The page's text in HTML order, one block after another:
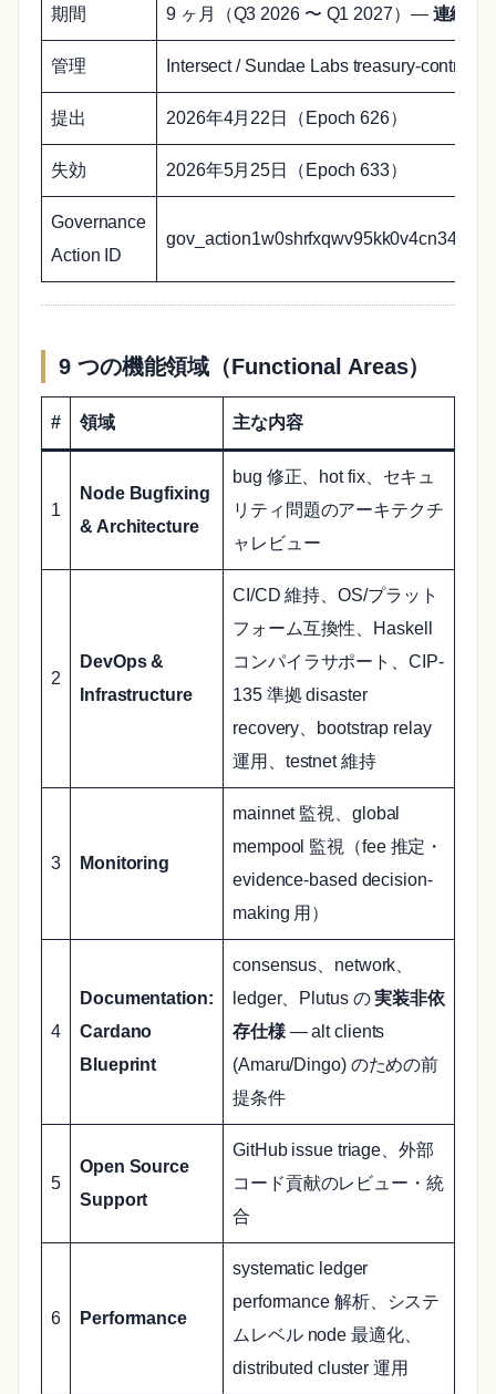
期間 9 ヶ月（Q3 2026 〜 Q1 2027）— 連続デ
管理 Intersect / Sundae Labs treasury-contracts
提出 2026年4月22日（Epoch 626）
失効 2026年5月25日（Epoch 633）
Governance
Action ID
9 つの機能領域（Functional Areas）
# 領域 主な内容
1
Node Bugfixing
& Architecture
bug 修正、hot fix、セキュ
リティ問題のアーキテクチ
ャレビュー
2
DevOps &
Infrastructure
CI/CD 維持、OS/プラット
フォーム互換性、Haskell
コンパイラサポート、CIP-
135 準拠 disaster
recovery、bootstrap relay
運用、testnet 維持
3 Monitoring
mainnet 監視、global
mempool 監視（fee 推定・
evidence-based decision-
making 用）
4
Documentation:
Cardano
Blueprint
consensus、network、
ledger、Plutus の実装非依
存仕様— alt clients
(Amaru/Dingo) のための前
提条件
5
Open Source
Support
GitHub issue triage、外部
コード貢献のレビュー・統
合
6 Performance
systematic ledger
performance 解析、システ
ムレベル node 最適化、
distributed cluster 運用